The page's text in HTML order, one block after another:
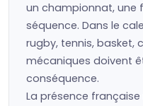
un championnat, une
séquence. Dans le
rugby, tennis, basket,
mécaniques doivent
conséquence.
La présence